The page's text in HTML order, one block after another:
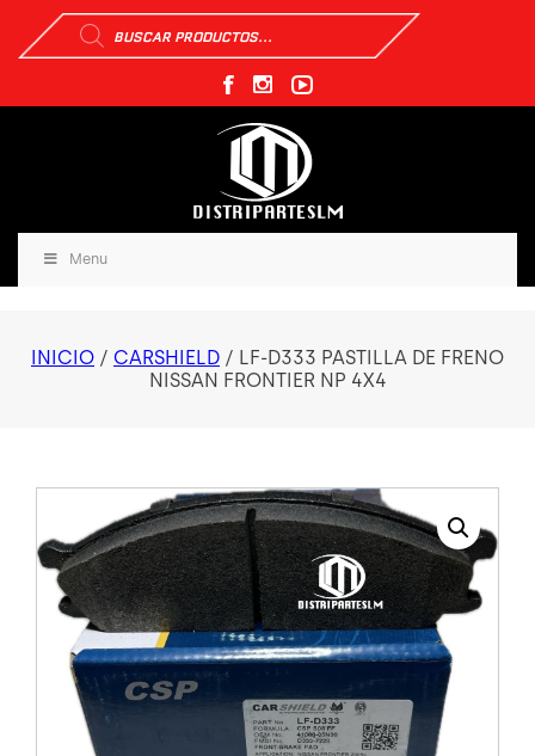
Búsqueda
de
productos
Menu
INICIO / CARSHIELD / LF-D333 PASTILLA DE FRENO
NISSAN FRONTIER NP 4X4